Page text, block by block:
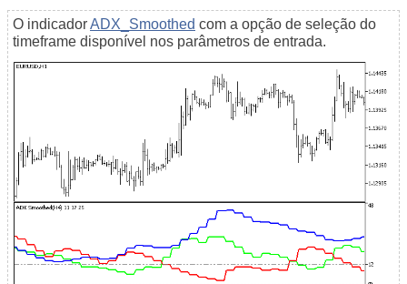
O indicadorADX_Smoothed com a opção de seleção do
timeframe disponível nos parâmetros de entrada.